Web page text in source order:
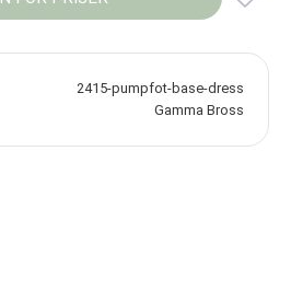
2415-pumpfot-base-dress
Gamma Bross